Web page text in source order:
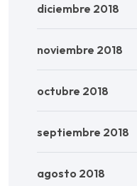
diciembre 2018
noviembre 2018
octubre 2018
septiembre 2018
agosto 2018